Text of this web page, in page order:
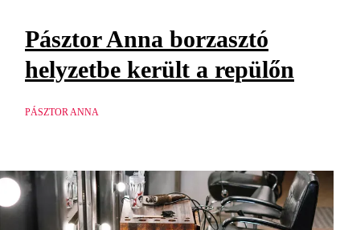
Pásztor Anna borzasztó
helyzetbe került a repülőn
PÁSZTOR ANNA